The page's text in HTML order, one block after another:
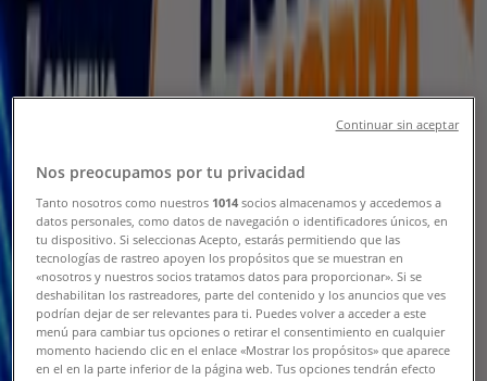
Tiendeo en Tlaxcala de Xicohténcatl
Ofertas de Electrónica en Tlaxcala de Xicohténcatl
Contino en Tlaxcala de Xicohténcatl
Mapa
( 01-246 ) 466-10-86
Contino Tlaxcala Centro -
Entre Julian Carrillo Y Lardizabal
Mapa
( 01-246 ) 466-10-86
Contino Tlaxcala Centro -
Entre Julian Carrillo Y Lardizabal
Ofertas de Contino en Tlaxcala de
Xicohténcatl
Nos preocupamos por tu privacidad
Tanto nosotros como nuestros 1014 socios almacenamos y accedemos a
datos personales, como datos de navegación o identificadores únicos, en
tu dispositivo. Si seleccionas Acepto, estarás permitiendo que las
tecnologías de rastreo apoyen los propósitos que se muestran en
«nosotros y nuestros socios tratamos datos para proporcionar». Si se
deshabilitan los rastreadores, parte del contenido y los anuncios que ves
podrían dejar de ser relevantes para ti. Puedes volver a acceder a este
menú para cambiar tus opciones o retirar el consentimiento en cualquier
momento haciendo clic en el enlace «Mostrar los propósitos» que aparece
en el en la parte inferior de la página web. Tus opciones tendrán efecto
Continuar sin aceptar